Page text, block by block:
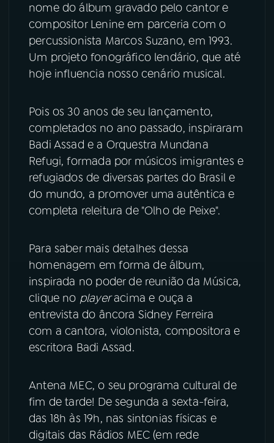
YouTube Facebook
Instagram X
TikTok
nome do álbum gravado pelo cantor e
compositor Lenine em parceria com o
percussionista Marcos Suzano, em 1993.
Um projeto fonográfico lendário, que até
hoje influencia nosso cenário musical.
Pois os 30 anos de seu lançamento,
completados no ano passado, inspiraram
Badi Assad e a Orquestra Mundana
Refugi, formada por músicos imigrantes e
refugiados de diversas partes do Brasil e
do mundo, a promover uma autêntica e
completa releitura de "Olho de Peixe".
Para saber mais detalhes dessa
homenagem em forma de álbum,
inspirada no poder de reunião da Música,
clique no playeracima e ouça a
entrevista do âncora Sidney Ferreira
com a cantora, violonista, compositora e
escritora Badi Assad.
Antena MEC, o seu programa cultural de
fim de tarde! De segunda a sexta-feira,
das 18h às 19h, nas sintonias físicas e
digitais das Rádios MEC (em rede